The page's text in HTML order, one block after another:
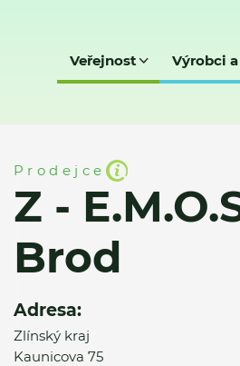
Veřejnost Výrobci
Prodejce
Z -
Brod
Adresa:
Zlínský kraj
Kaunicova 75